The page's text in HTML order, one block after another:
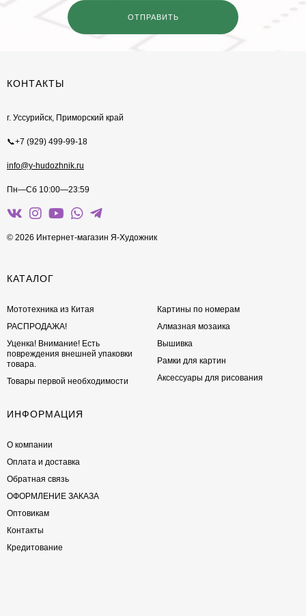
КОНТАКТЫ
г. Уссурийск, Приморский край
📞+7 (929) 499-99-18
info@y-hudozhnik.ru
Пн—Сб 10:00—23:59
© 2026 Интернет-магазин Я-Художник
КАТАЛОГ
Мототехника из Китая
РАСПРОДАЖА!
Уценка! Внимание! Есть
повреждения внешней упаковки
товара.
Товары первой необходимости
Картины по номерам
Алмазная мозаика
Вышивка
Рамки для картин
Аксессуары для рисования
ИНФОРМАЦИЯ
О компании
Оплата и доставка
Обратная связь
ОФОРМЛЕНИЕ ЗАКАЗА
Оптовикам
Контакты
Кредитование